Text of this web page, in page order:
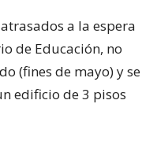
a la espera
de Educación, no
(fines de mayo) y se
edificio de 3 pisos